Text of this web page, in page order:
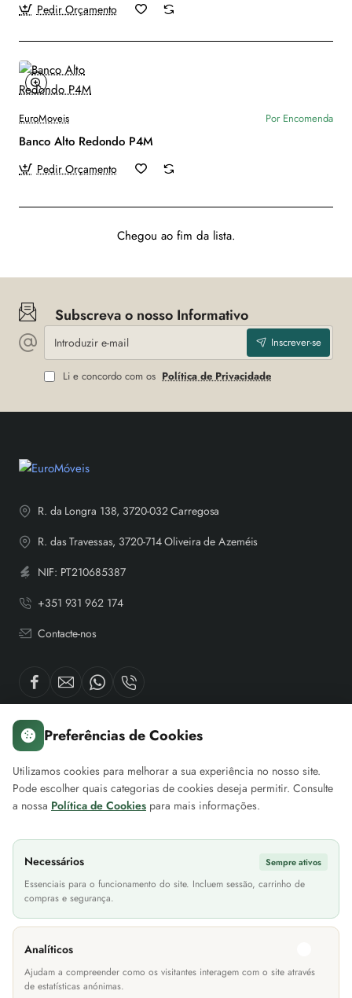
Pedir Orçamento
EuroMoveis Por Encomenda
Banco Alto Redondo P4M
Pedir Orçamento
Chegou ao fim da lista.
Subscreva o nosso Informativo
Introduzir
mail
Inscrever-se
Li e concordo com os Política de Privacidade
R. da Longra 138, 3720-032 Carregosa
R. das Travessas, 3720-714 Oliveira de Azeméis
NIF: PT210685387
+351 931 962 174
Contacte-nos
Sobre nós
Sobre a EuroMóveis
Política de Privacidade
Termos & Condições
Informações Transporte
Métodos de Pagamento
Iniciar Sessão
Cheque Prenda
As
Preferências de Cookies
Utilizamos cookies para melhorar a sua experiência no nosso site.
Pode escolher quais categorias de cookies deseja permitir. Consulte
a nossa Política de Cookies para mais informações.
Necessários Sempre ativos
Essenciais para o funcionamento do site. Incluem sessão, carrinho de
compras e segurança.
Analíticos
Ajudam a compreender como os visitantes interagem com o site através
de estatísticas anónimas.